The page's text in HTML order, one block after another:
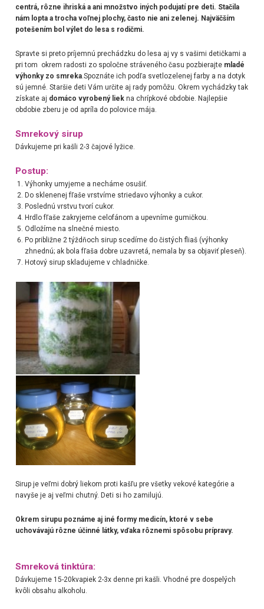
centrá, rôzne ihriská a ani množstvo iných podujatí pre deti. Stačila
nám lopta a trocha voľnej plochy, často nie ani zelenej. Najväčším
potešením bol výlet do lesa s rodičmi.
Spravte si preto príjemnú prechádzku do lesa aj vy s vašimi detičkami a
pri tom okrem radosti zo spoločne stráveného času pozbierajte mladé
výhonky zo smreka.Spoznáte ich podľa svetlozelenej farby a na dotyk
sú jemné. Staršie deti Vám určite aj rady pomôžu. Okrem vychádzky tak
získate aj domáco vyrobený liekna chrípkové obdobie. Najlepšie
obdobie zberu je od apríla do polovice mája.
Smrekový sirup
Dávkujeme pri kašli 2-3 čajové lyžice.
Postup:
Výhonky umyjeme a necháme osušiť.
Do sklenenej fľaše vrstvíme striedavo výhonky a cukor.
Poslednú vrstvu tvorí cukor.
Hrdlo fľaše zakryjeme celofánom a upevníme gumičkou.
Odložíme na slnečné miesto.
Po približne 2 týždňoch sirup scedíme do čistých fliaš (výhonky
zhnednú; ak bola fľaša dobre uzavretá, nemala by sa objaviť pleseň).
Hotový sirup skladujeme v chladničke.
Sirup je veľmi dobrý liekom proti kašľu pre všetky vekové kategórie a
navyše je aj veľmi chutný. Deti si ho zamilujú.
Okrem sirupu poznáme aj iné formy medicín, ktoré v sebe
uchovávajú rôzne účinné látky, vďaka rôznemi spôsobu prípravy.
Smreková tinktúra:
Dávkujeme 15-20kvapiek 2-3x denne pri kašli. Vhodné pre dospelých
kvôli obsahu alkoholu.